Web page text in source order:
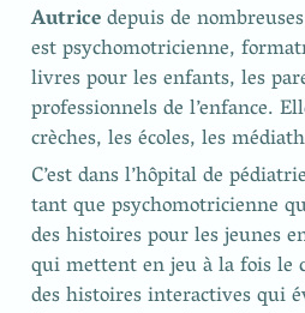
Autrice depuis de
est psychomotricienne,
livres pour les enfants, les
professionnels de l’enfance.
crèches, les écoles, les
C’est dans l’hôpital de
tant que psychomotricienne
des histoires pour les jeunes
qui mettent en jeu à la fois le
des histoires interactives qui